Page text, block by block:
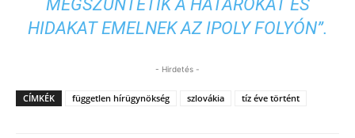
MEGSZÜNTETIK A HATÁROKAT ÉS
HIDAKAT EMELNEK AZ IPOLY FOLYÓN”.
- Hirdetés -
CÍMKÉK független hírügynökség szlovákia tíz éve történt